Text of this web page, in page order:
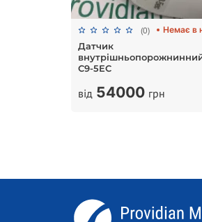
(0) Немає в
Датчик
C9-5EC
від 54000 грн